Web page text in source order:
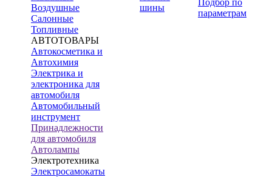
Воздушные
Салонные
Топливные
АВТОТОВАРЫ
Автокосметика и
Автохимия
Электрика и
электроника для
автомобиля
Автомобильный
инструмент
Принадлежности
для автомобиля
Автолампы
Электротехника
Электросамокаты
шины
параметрам